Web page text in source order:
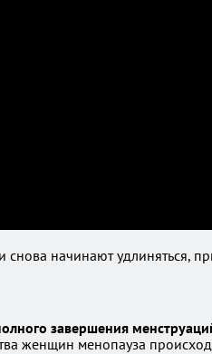
начинают удлиняться,
завершения
женщин менопауза